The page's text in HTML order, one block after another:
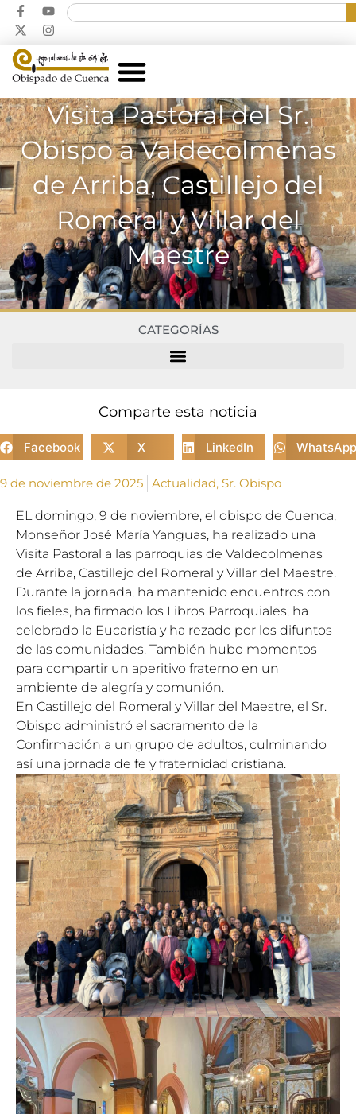
Visita Pastoral del Sr.
Obispo a Valdecolmenas
de Arriba, Castillejo del
Romeral y Villar del
Maestre
CATEGORÍAS
Comparte esta noticia
Facebook X LinkedIn WhatsApp
9 de noviembre de 2025 Actualidad, Sr. Obispo
EL domingo, 9 de noviembre, el obispo de Cuenca,
Monseñor José María Yanguas, ha realizado una
Visita Pastoral a las parroquias de Valdecolmenas
de Arriba, Castillejo del Romeral y Villar del Maestre.
Durante la jornada, ha mantenido encuentros con
los fieles, ha firmado los Libros Parroquiales, ha
celebrado la Eucaristía y ha rezado por los difuntos
de las comunidades. También hubo momentos
para compartir un aperitivo fraterno en un
ambiente de alegría y comunión.
En Castillejo del Romeral y Villar del Maestre, el Sr.
Obispo administró el sacramento de la
Confirmación a un grupo de adultos, culminando
así una jornada de fe y fraternidad cristiana.